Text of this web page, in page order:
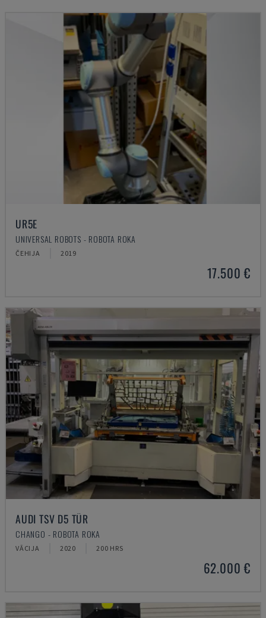
UR5E
UNIVERSAL ROBOTS - ROBOTA ROKA
ČEHIJA 2019
17.500 €
AUDI TSV D5 TÜR
CHANGO - ROBOTA ROKA
VĀCIJA 2020 200 HRS
62.000 €